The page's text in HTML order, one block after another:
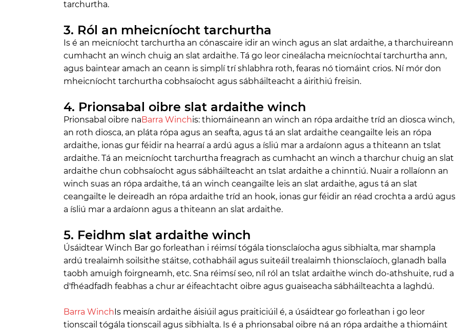
tarchurtha.
3. Ról an mheicníocht tarchurtha
Is é an meicníocht tarchurtha an cónascaire idir an winch agus an slat ardaithe, a tharchuireann
cumhacht an winch chuig an slat ardaithe. Tá go leor cineálacha meicníochtaí tarchurtha ann,
agus baintear amach an ceann is simplí trí shlabhra roth, fearas nó tiomáint crios. Ní mór don
mheicníocht tarchurtha cobhsaíocht agus sábháilteacht a áirithiú freisin.
4. Prionsabal oibre slat ardaithe winch
Prionsabal oibre naBarra Winchis: thiomáineann an winch an rópa ardaithe tríd an diosca winch,
an roth diosca, an pláta rópa agus an seafta, agus tá an slat ardaithe ceangailte leis an rópa
ardaithe, ionas gur féidir na hearraí a ardú agus a ísliú mar a ardaíonn agus a thiteann an tslat
ardaithe. Tá an meicníocht tarchurtha freagrach as cumhacht an winch a tharchur chuig an slat
ardaithe chun cobhsaíocht agus sábháilteacht an tslat ardaithe a chinntiú. Nuair a rollaíonn an
winch suas an rópa ardaithe, tá an winch ceangailte leis an slat ardaithe, agus tá an slat
ceangailte le deireadh an rópa ardaithe tríd an hook, ionas gur féidir an réad crochta a ardú agus
a ísliú mar a ardaíonn agus a thiteann an slat ardaithe.
5. Feidhm slat ardaithe winch
Úsáidtear Winch Bar go forleathan i réimsí tógála tionsclaíocha agus sibhialta, mar shampla
ardú trealaimh soilsithe stáitse, cothabháil agus suiteáil trealaimh thionsclaíoch, glanadh balla
taobh amuigh foirgneamh, etc. Sna réimsí seo, níl ról an tslat ardaithe winch do-athshuite, rud a
d'fhéadfadh feabhas a chur ar éifeachtacht oibre agus guaiseacha sábháilteachta a laghdú.
Barra WinchIs meaisín ardaithe áisiúil agus praiticiúil é, a úsáidtear go forleathan i go leor
tionscail tógála tionscail agus sibhialta. Is é a phrionsabal oibre ná an rópa ardaithe a thiomáint